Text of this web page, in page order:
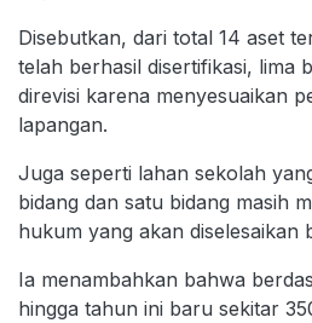
Disebutkan, dari total 14 aset
telah berhasil disertifikasi, lima
direvisi karena menyesuaikan
lapangan.
Juga seperti lahan sekolah
bidang dan satu bidang masih
hukum yang akan diselesaikan
Ia menambahkan bahwa
hingga tahun ini baru sekitar